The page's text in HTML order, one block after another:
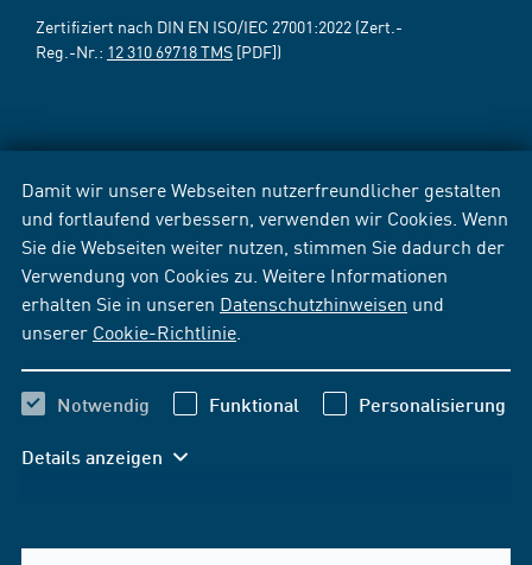
Damit wir unsere Webseiten nutzerfreundlicher gestalten
und fortlaufend verbessern, verwenden wir Cookies. Wenn
Sie die Webseiten weiter nutzen, stimmen Sie dadurch der
Verwendung von Cookies zu. Weitere Informationen
erhalten Sie in unseren Datenschutzhinweisen und
unserer Cookie-Richtlinie
Notwendig Funktional Personalisierung
Details anzeigen
Zertifiziert nach DIN EN ISO/IEC 27001:2022 (Zert.-
Reg.-Nr.: 12 310 69718 TMS [PDF])